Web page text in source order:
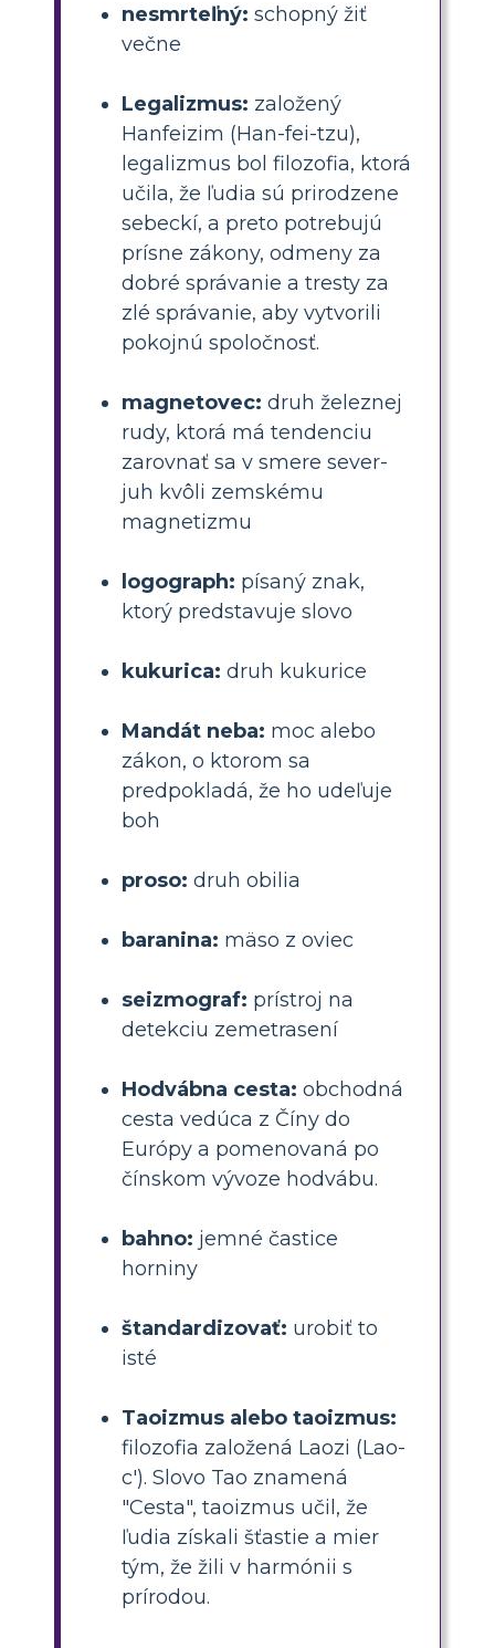
nesmrteľný: schopný žiť
večne
Legalizmus: založený
Hanfeizim (Han-fei-tzu),
legalizmus bol filozofia, ktorá
učila, že ľudia sú prirodzene
sebeckí, a preto potrebujú
prísne zákony, odmeny za
dobré správanie a tresty za
zlé správanie, aby vytvorili
pokojnú spoločnosť.
magnetovec: druh železnej
rudy, ktorá má tendenciu
zarovnať sa v smere sever-
juh kvôli zemskému
magnetizmu
logograph: písaný znak,
ktorý predstavuje slovo
kukurica: druh kukurice
Mandát neba: moc alebo
zákon, o ktorom sa
predpokladá, že ho udeľuje
boh
proso: druh obilia
baranina: mäso z oviec
seizmograf: prístroj na
detekciu zemetrasení
Hodvábna cesta: obchodná
cesta vedúca z Číny do
Európy a pomenovaná po
čínskom vývoze hodvábu.
bahno: jemné častice
horniny
štandardizovať: urobiť to
isté
Taoizmus alebo taoizmus:
filozofia založená Laozi (Lao-
c'). Slovo Tao znamená
"Cesta", taoizmus učil, že
ľudia získali šťastie a mier
tým, že žili v harmónii s
prírodou.